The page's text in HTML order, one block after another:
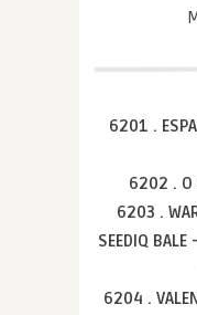
6201 .
6202 . O
6203 .
SEEDIQ
6204 .